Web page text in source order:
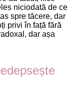
niciodată de ce
spre tăcere, dar
privi în față fără
dar așa